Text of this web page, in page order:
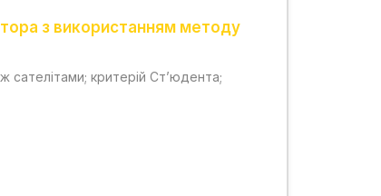
з використанням методу
сателітами; критерій Ст’юдента;